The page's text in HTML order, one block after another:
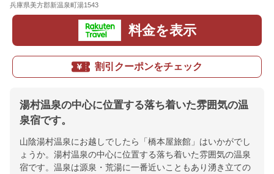
兵庫県美方郡新温泉町湯1543
料金を表示
割引クーポンをチェック
湯村温泉の中心に位置する落ち着いた雰囲気の温
泉宿です。
山陰湯村温泉にお越しでしたら「橋本屋旅館」はいかがでし
ょうか。湯村温泉の中心に位置する落ち着いた雰囲気の温泉
宿です。温泉は源泉・荒湯に一番近いこともあり湧き立ての